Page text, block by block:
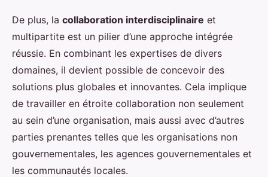
De plus, la collaboration interdisciplinaire et
multipartite est un pilier d’une approche intégrée
réussie. En combinant les expertises de divers
domaines, il devient possible de concevoir des
solutions plus globales et innovantes. Cela implique
de travailler en étroite collaboration non seulement
au sein d’une organisation, mais aussi avec d’autres
parties prenantes telles que les organisations non
gouvernementales, les agences gouvernementales et
les communautés locales.